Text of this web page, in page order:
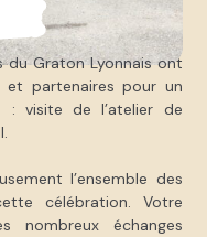
du Graton Lyonnais ont
et partenaires pour un
: visite de l’atelier de
l’ensemble des
célébration. Votre
nombreux échanges